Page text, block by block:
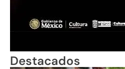
Destacados